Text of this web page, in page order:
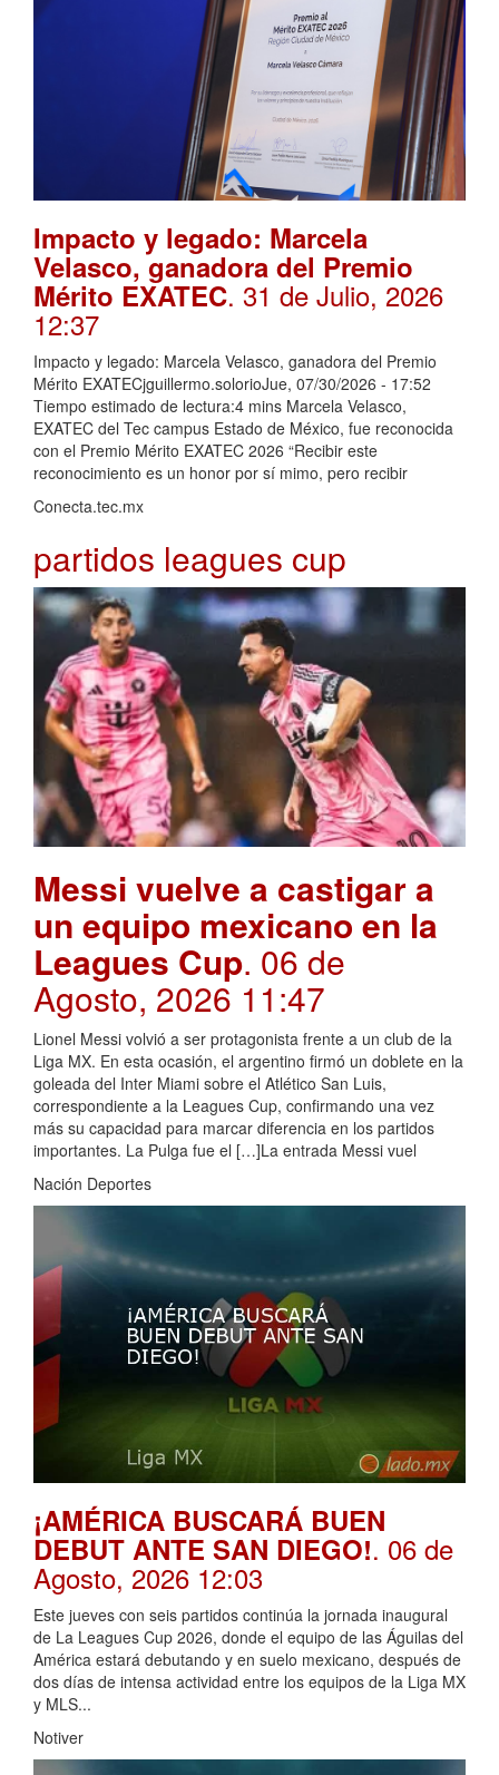
Impacto y legado: Marcela
Velasco, ganadora del Premio
Mérito EXATEC. 31 de Julio, 2026
12:37
Impacto y legado: Marcela Velasco, ganadora del Premio
Mérito EXATECjguillermo.solorioJue, 07/30/2026 - 17:52
Tiempo estimado de lectura:4 mins Marcela Velasco,
EXATEC del Tec campus Estado de México, fue reconocida
con el Premio Mérito EXATEC 2026 “Recibir este
reconocimiento es un honor por sí mimo, pero recibir
Conecta.tec.mx
partidos leagues cup
Messi vuelve a castigar a
un equipo mexicano en la
Leagues Cup. 06 de
Agosto, 2026 11:47
Lionel Messi volvió a ser protagonista frente a un club de la
Liga MX. En esta ocasión, el argentino firmó un doblete en la
goleada del Inter Miami sobre el Atlético San Luis,
correspondiente a la Leagues Cup, confirmando una vez
más su capacidad para marcar diferencia en los partidos
importantes. La Pulga fue el […]La entrada Messi vuel
Nación Deportes
¡AMÉRICA BUSCARÁ BUEN
DEBUT ANTE SAN DIEGO!. 06 de
Agosto, 2026 12:03
Este jueves con seis partidos continúa la jornada inaugural
de La Leagues Cup 2026, donde el equipo de las Águilas del
América estará debutando y en suelo mexicano, después de
dos días de intensa actividad entre los equipos de la Liga MX
y MLS...
Notiver